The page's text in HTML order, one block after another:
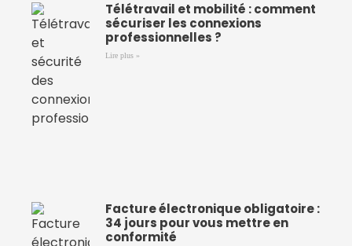
Télétravail et mobilité : comment
sécuriser les connexions
professionnelles ?
Lire plus »
Facture électronique obligatoire :
34 jours pour vous mettre en
conformité